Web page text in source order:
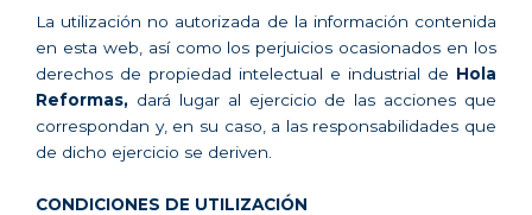
La utilización no autorizada de la información contenida
en esta web, así como los perjuicios ocasionados en los
derechos de propiedad intelectual e industrial de Hola
Reformas, dará lugar al ejercicio de las acciones que
correspondan y, en su caso, a las responsabilidades que
de dicho ejercicio se deriven.
CONDICIONES DE UTILIZACIÓN